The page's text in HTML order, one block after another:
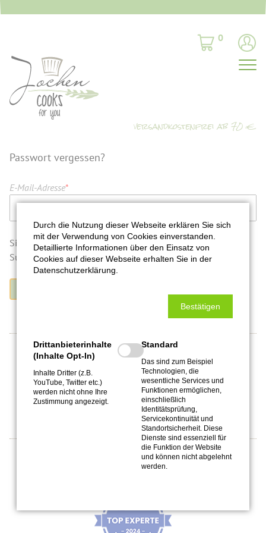
0
Passwort vergessen?
E-Mail-Adresse*
Sicherheitsfrage*
Was ist die
Summe aus 5 und 8?
Bleibt auf dem Laufenden:
Top-Experte bei Listando
Durch die Nutzung dieser Webseite erklären Sie sich
mit der Verwendung von Cookies einverstanden.
Detaillierte Informationen über den Einsatz von
Cookies auf dieser Webseite erhalten Sie in der
Datenschutzerklärung.
Bestätigen
Drittanbieterinhalte
(Inhalte Opt-In)
Inhalte Dritter (z.B.
YouTube, Twitter etc.)
werden nicht ohne Ihre
Zustimmung angezeigt.
Standard
Das sind zum Beispiel
Technologien, die
wesentliche Services und
Funktionen ermöglichen,
einschließlich
Identitätsprüfung,
Servicekontinuität und
Standortsicherheit. Diese
Dienste sind essenziell für
die Funktion der Website
und können nicht abgelehnt
werden.